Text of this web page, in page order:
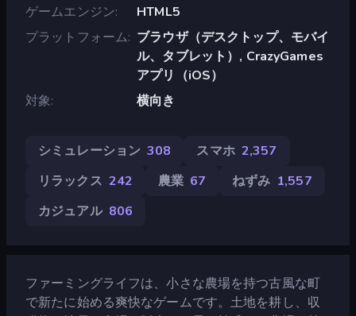
ゲームエンジン
HTML5
プラットフォーム ブラウザ（デスクトップ、モバイ
ル、タブレット）, CrazyGames
アプリ（iOS）
対象
横向き
シミュレーション 308 スマホ 2,357
リラックス 242 農業 67 ねずみ 1,557
カジュアル 806
ファーミングライフは、小さな農場を持つ古風な町
で新たに始める爽快なゲームです。土地を耕し、収